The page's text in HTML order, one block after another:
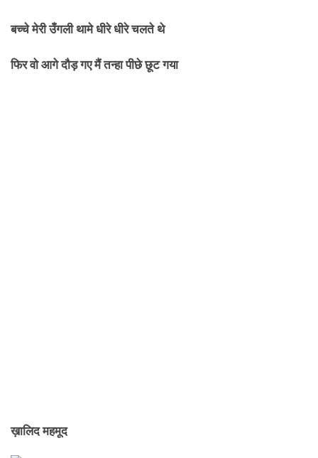
बच्चे मेरी उँगली थामे धीरे धीरे चलते थे
फिर वो आगे दौड़ गए मैं तन्हा पीछे छूट गया
ख़ालिद महमूद